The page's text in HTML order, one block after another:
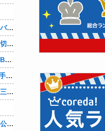
先週夫に、私に彼がいるのがバレました。バレ覚悟での朝帰りでしたが・・・ 私は意志を持って彼に抱かれました。その時にはもう結婚生活を終わりにする覚悟が出来ていました。
彼氏「俺の親は毒親。だから結婚しても一切関わらなくていい」私「うん」彼氏「そのかわり俺もお前の親と一切関わらない。結婚の挨拶にも行かない」私「えっ」
妻に、つとめて明るく言った。「たまにはB（俺の親友）も呼んで家で鍋でもしようか。」妻は箸を持つ手をブルブル震わせながら「何でBさんなの？」と。お前の浮気相手だからだよ！！
OpenAI、Anthropicに続きMetaのAIも勝手に他社攻撃 嘘ξけど何これ流行ってんの？
辺野古転覆ﾀﾋ亡事故、学校法人同志社の第三者委員会が調査報告書を公表 … 安全配慮義務違反や安全管理に関する検証を妨げた組織風土の存在を指摘
兵庫斎藤知事、県の海外事務所を全廃へ「公務員が海外で遊ぶためにあるだけ」